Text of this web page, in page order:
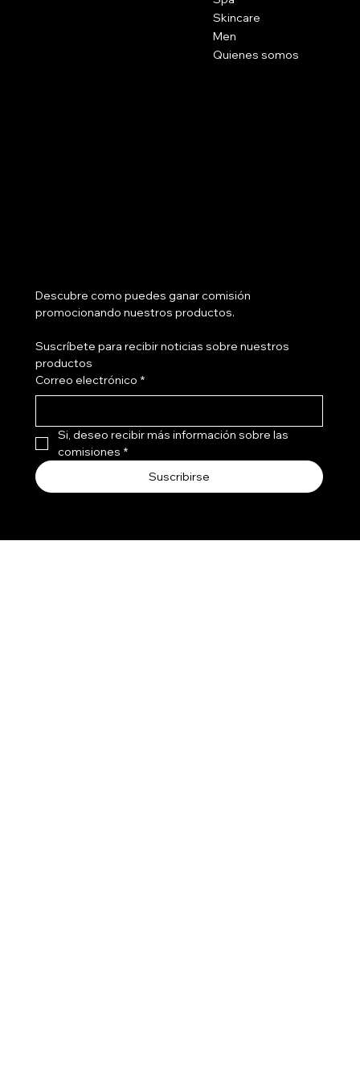
Skincare
Men
Quienes somos
Descubre como puedes ganar comisión
promocionando nuestros productos.
Suscríbete para recibir noticias sobre nuestros
productos
Correo electrónico *
Si, deseo recibir más información sobre las
comisiones *
Suscribirse